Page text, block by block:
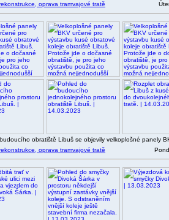
oprava tramvajové tratě
obratiště Libuš se objevily velkoplošné panely
oprava tramvajové tratě